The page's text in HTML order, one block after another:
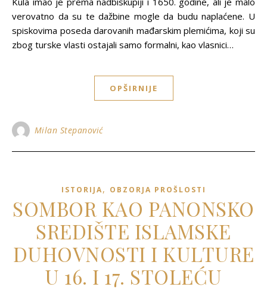
verovatno da su te dažbine mogle da budu naplaćene. U
spiskovima poseda darovanih mađarskim plemićima, koji su
zbog turske vlasti ostajali samo formalni, kao vlasnici…
OPŠIRNIJE
Milan Stepanović
ISTORIJA, OBZORJA PROŠLOSTI
SOMBOR KAO PANONSKO
SREDIŠTE ISLAMSKE
DUHOVNOSTI I KULTURE
U 16. I 17. STOLEĆU